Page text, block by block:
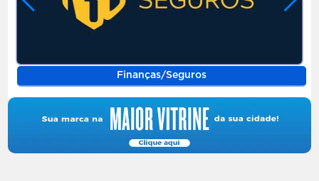
Finanças/Seguros